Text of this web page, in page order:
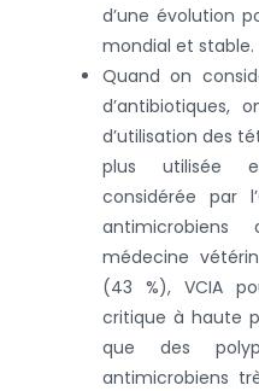
d’une évolution
mondial et stable.
Quand on
d’antibiotiques,
d’utilisation des
plus utilisée
considérée par
antimicrobiens
médecine
(43 %), VCIA
critique à haute
que des
antimicrobiens